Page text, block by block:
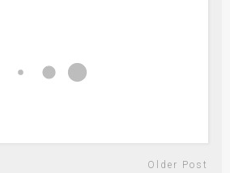
Older Post